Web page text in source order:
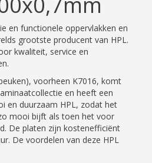
en functionele oppervlakken en
grootste producent van HPL.
kwaliteit, service en
voorheen K7016, komt
en heeft een
en duurzaam HPL, zodat het
mooi bijft als toen het voor
De platen zijn kostenefficiënt
De voordelen van deze HPL